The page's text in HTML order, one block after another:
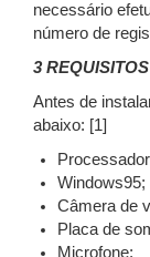
necessário
número de
3
Antes de
abaixo: [1]
Windows95;
Câmera de
Placa de
Microfone;